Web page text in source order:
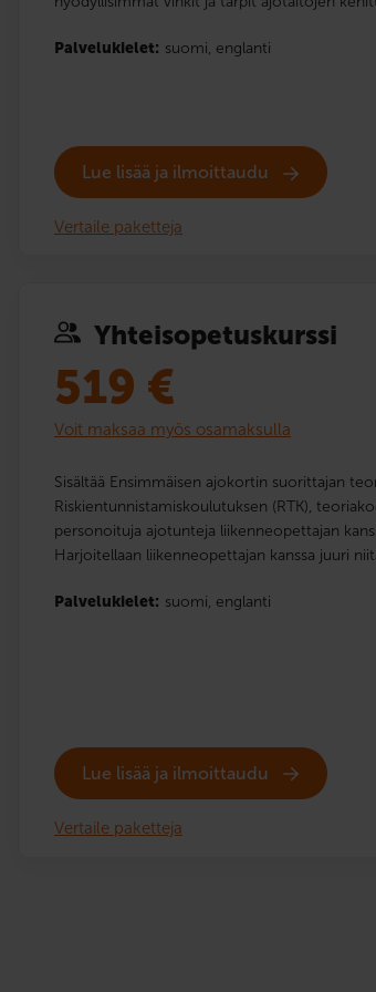
Palvelukielet: suomi, englanti
Lue lisää ja ilmoittaudu
Vertaile paketteja
Yhteis­opetuskurssi
519 €
Voit maksaa myös osamaksulla
Sisältää Ensimmäisen ajokortin suorittajan
Riskientunnistamiskoulutuksen (RTK),
personoituja ajotunteja liikenneopettajan
Harjoitellaan liikenneopettajan kanssa juuri
Palvelukielet: suomi, englanti
Lue lisää ja ilmoittaudu
Vertaile paketteja